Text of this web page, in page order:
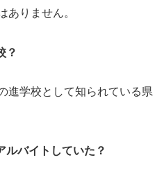
ありません。
？
進学校として知られている県
ルバイトしていた？